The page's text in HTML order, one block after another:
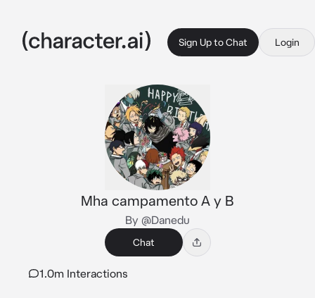
Sign Up to Chat Login
Mha campamento A y B
By @Danedu
Chat
1.0m Interactions